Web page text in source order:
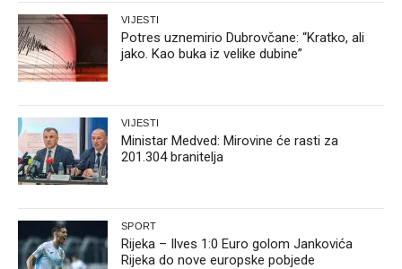
VIJESTI
Potres uznemirio Dubrovčane: “Kratko, ali
jako. Kao buka iz velike dubine”
VIJESTI
Ministar Medved: Mirovine će rasti za
201.304 branitelja
SPORT
Rijeka – Ilves 1:0 Euro golom Jankovića
Rijeka do nove europske pobjede